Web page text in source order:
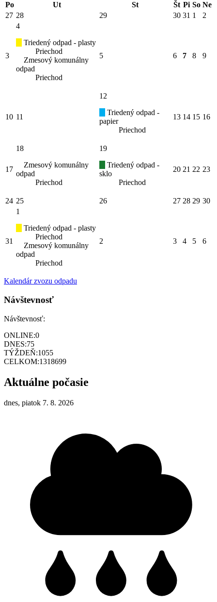
Po
Ut St Št Pi So Ne
27 28 29 30 31 1 2
3
4
Triedený odpad - plasty
Priechod
Zmesový komunálny
odpad
Priechod
5 6 7 8 9
10 11
12
Triedený odpad -
papier
Priechod
13 14 15 16
17
18
Zmesový komunálny
odpad
Priechod
19
Triedený odpad -
sklo
Priechod
20 21 22 23
24 25 26 27 28 29 30
31
1
Triedený odpad - plasty
Priechod
Zmesový komunálny
odpad
Priechod
2 3 4 5 6
Kalendár zvozu odpadu
Návštevnosť
Návštevnosť:
ONLINE:0
DNES:75
TÝŽDEŇ:1055
CELKOM:1318699
Aktuálne počasie
dnes, piatok 7. 8. 2026